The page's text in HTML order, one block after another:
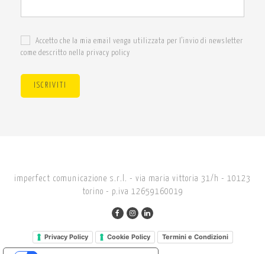
Accetto che la mia email venga utilizzata per l'invio di newsletter
come descritto nella privacy policy
ISCRIVITI
imperfect comunicazione s.r.l. - via maria vittoria 31/h - 10123
torino - p.iva 12659160019
Privacy Policy Cookie Policy Termini e Condizioni